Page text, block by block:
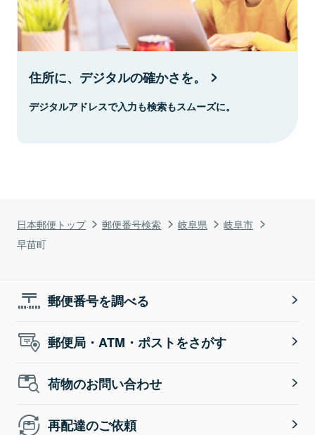
日本郵便トップ 郵便番号検索 岐阜県
岐阜市
早苗町
住所に、デジタルの確かさを。
デジタルアドレスで入力も検索もスムーズに。
郵便番号を調べる
郵便局・ATM・ポストをさがす
荷物のお問い合わせ
再配達のご依頼